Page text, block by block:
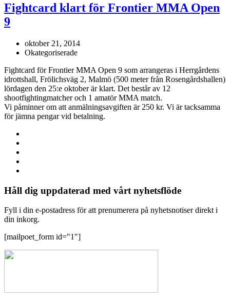
Fightcard klart för Frontier MMA Open
9
oktober 21, 2014
Okategoriserade
Fightcard för Frontier MMA Open 9 som arrangeras i Herrgårdens
idrottshall, Frölichsväg 2, Malmö (500 meter från Rosengårdshallen)
lördagen den 25:e oktober är klart. Det består av 12
shootfightingmatcher och 1 amatör MMA match.
Vi påminner om att anmälningsavgiften är 250 kr. Vi är tacksamma
för jämna pengar vid betalning.
Håll dig uppdaterad med vårt nyhetsflöde
Fyll i din e-postadress för att prenumerera på nyhetsnotiser direkt i
din inkorg.
[mailpoet_form id="1"]